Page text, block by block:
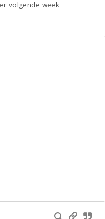
volgende week